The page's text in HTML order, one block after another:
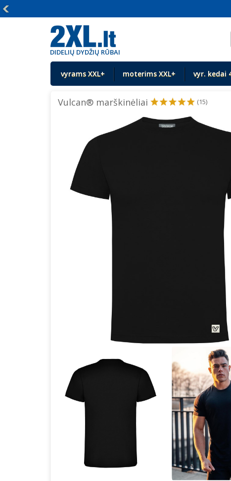
DIDELIŲ DYDŽIŲ RŪBAI
vyrams XXL+ moterims XXL+ vyr. kedai
Vulcan® marškinėliai (15)